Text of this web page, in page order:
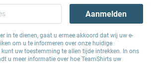
Aanmelden
in te dienen, gaat u ermee akkoord dat wij uw e-
om u te informeren over onze huidige
uw toestemming te allen tijde intrekken. In ons
u meer informatie over hoe TeamShirts uw